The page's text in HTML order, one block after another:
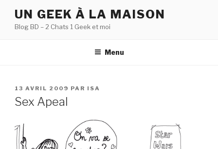
contenu
UN GEEK À LA MAISON
Blog BD – 2 Chats 1 Geek et moi
Menu
PUBLIÉ
LE
13 AVRIL 2009 PAR ISA
Sex Apeal